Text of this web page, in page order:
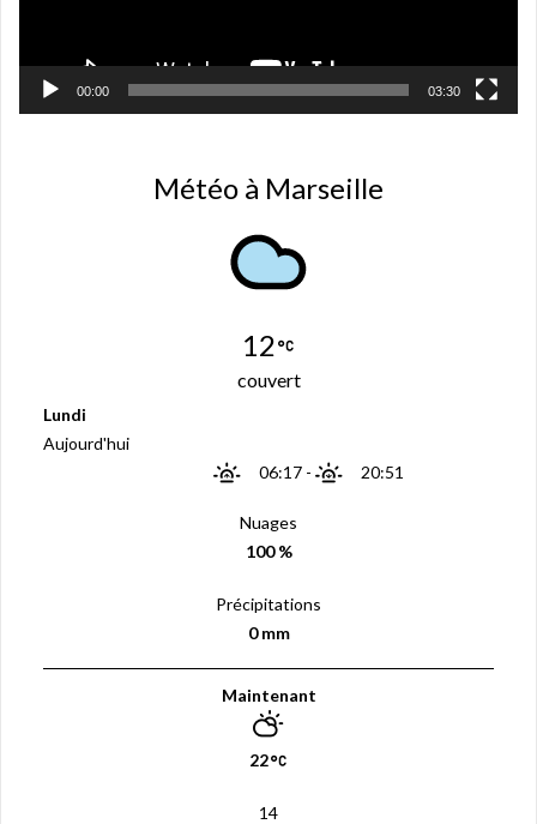
00:00 03:30
Météo à Marseille
12
couvert
Lundi
Aujourd'hui
06:17- 20:51
Nuages
100 %
Précipitations
0 mm
Maintenant
22
14